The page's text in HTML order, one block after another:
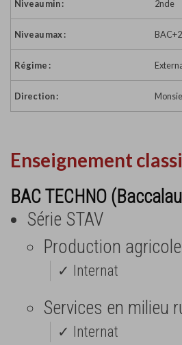
Niveau min : 2nde
Niveau max : BAC+2
Régime :
Direction :
Enseignement
BAC TECHNO
Série STAV
Production agricole
✓ Internat
Services en milieu
✓ Internat